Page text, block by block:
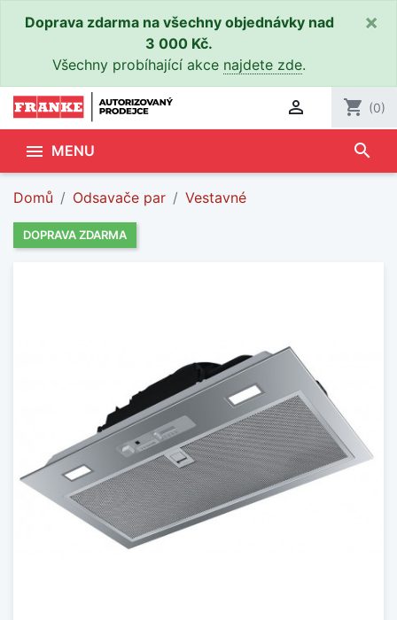
Doprava zdarma na všechny objednávky nad
3 000 Kč.
Všechny probíhající akce najdete zde.
×
 shopping_cart (0)
 MENU search
Domů Odsavače par Vestavné
DOPRAVA ZDARMA